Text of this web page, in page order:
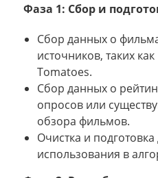
Фаза 1: Сбор и
Сбор данных о
источников, таких
Tomatoes.
Сбор данных о
опросов или
обзора фильмов.
Очистка и
использования в